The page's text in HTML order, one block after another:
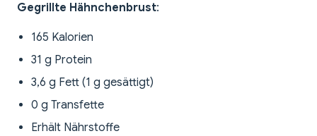
Gegrillte Hähnchenbrust:
165 Kalorien
31 g Protein
3,6 g Fett (1 g gesättigt)
0 g Transfette
Erhält Nährstoffe